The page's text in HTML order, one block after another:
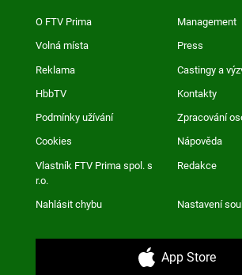
O FTV Prima Management
Volná místa Press
Reklama Castingy a
HbbTV Kontakty
Podmínky užívání Zpracování
Cookies Nápověda
Vlastník FTV Prima spol. s
r.o.
Redakce
Nahlásit chybu Nastavení
App Store